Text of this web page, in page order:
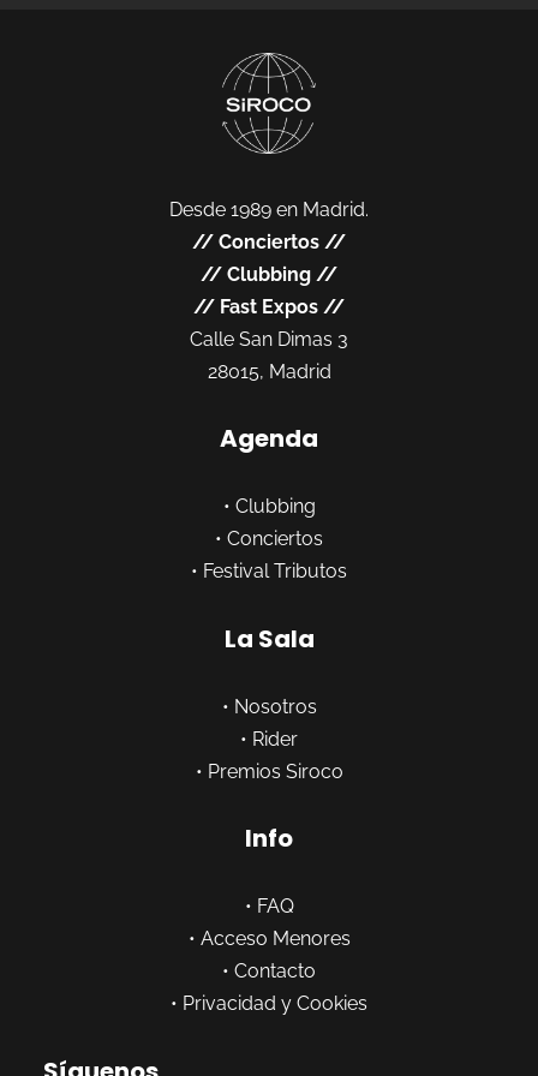
Desde 1989 en Madrid.
// Conciertos //
// Clubbing //
// Fast Expos //
Calle San Dimas 3
28015, Madrid
Agenda
• Clubbing
• Conciertos
• Festival Tributos
La Sala
• Nosotros
• Rider
• Premios Siroco
Info
• FAQ
• Acceso Menores
• Contacto
• Privacidad y Cookies